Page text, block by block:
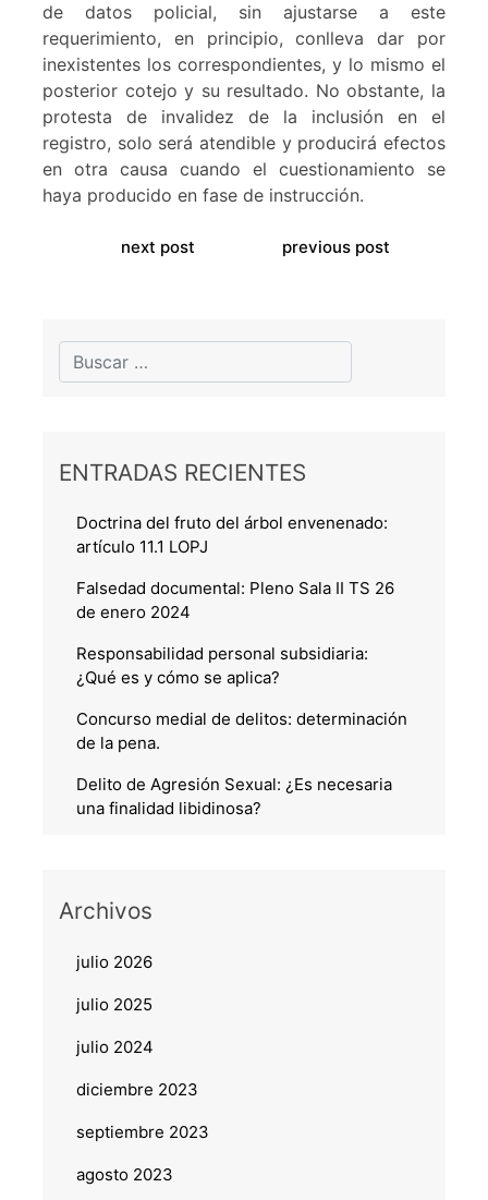
de datos policial, sin ajustarse a este
requerimiento, en principio, conlleva dar por
inexistentes los correspondientes, y lo mismo el
posterior cotejo y su resultado. No obstante, la
protesta de invalidez de la inclusión en el
registro, solo será atendible y producirá efectos
en otra causa cuando el cuestionamiento se
haya producido en fase de instrucción.
previous post
next post
ENTRADAS RECIENTES
Doctrina del fruto del árbol envenenado:
artículo 11.1 LOPJ
Falsedad documental: Pleno Sala II TS 26
de enero 2024
Responsabilidad personal subsidiaria:
¿Qué es y cómo se aplica?
Concurso medial de delitos: determinación
de la pena.
Delito de Agresión Sexual: ¿Es necesaria
una finalidad libidinosa?
Archivos
julio 2026
julio 2025
julio 2024
diciembre 2023
septiembre 2023
agosto 2023